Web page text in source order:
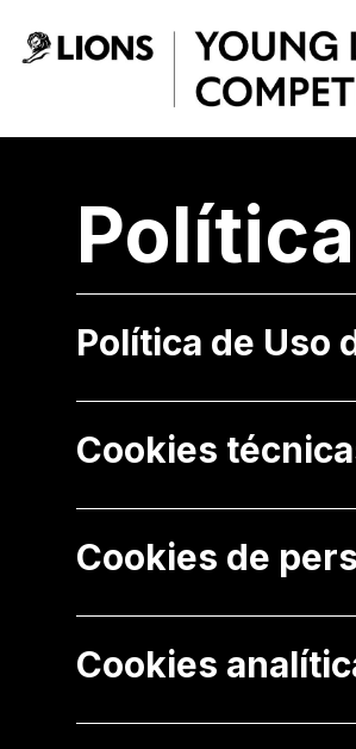
Política de Uso
Cookies
Cookies de
Cookies